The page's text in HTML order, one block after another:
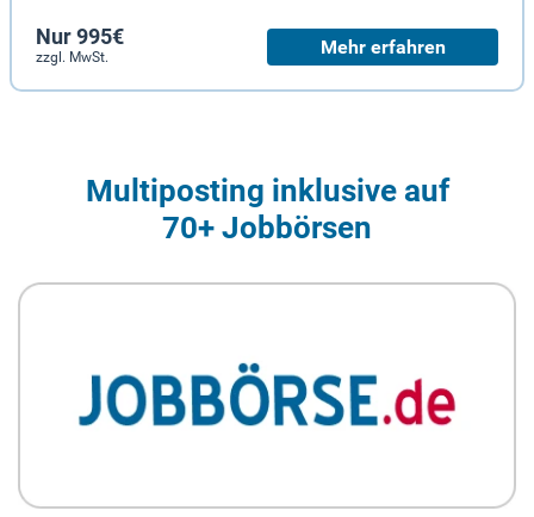
Nur 995€
zzgl. MwSt. Mehr erfahren
Multiposting inklusive auf
70+ Jobbörsen